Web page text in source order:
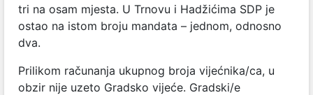
tri na osam mjesta. U Trnovu i Hadžićima SDP je
ostao na istom broju mandata – jednom, odnosno
dva.
Prilikom računanja ukupnog broja vijećnika/ca, u
obzir nije uzeto Gradsko vijeće. Gradski/e